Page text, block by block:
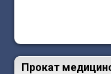
Прокат